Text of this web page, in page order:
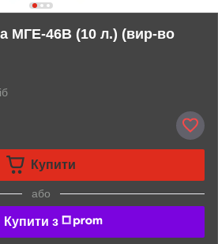
МГЕ-46В (10 л.) (вир-во
Купити
або
Купити з